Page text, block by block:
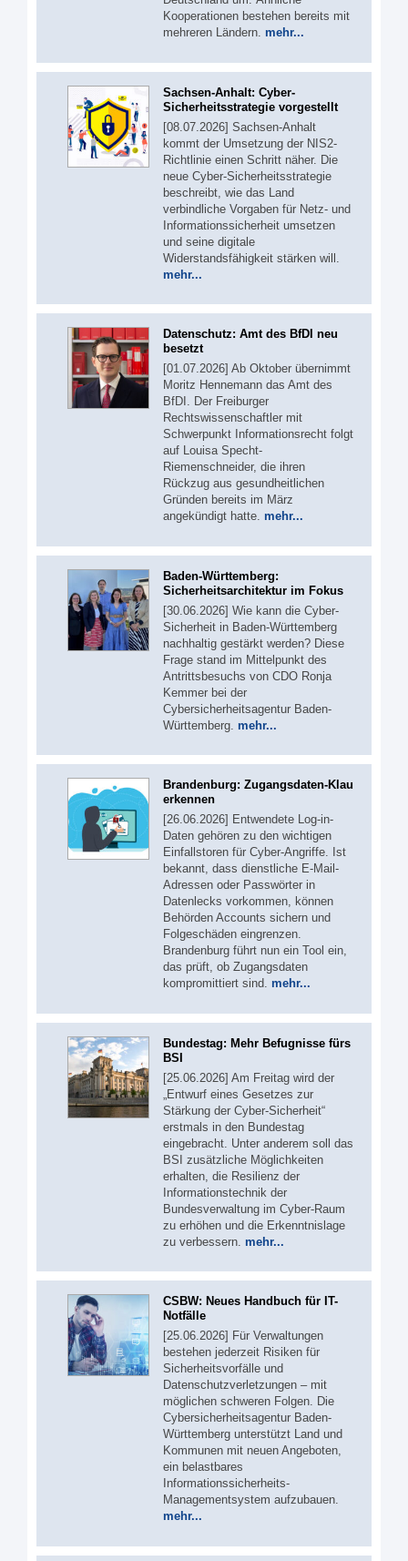
Kooperationen bestehen bereits mit
mehreren Ländern. mehr...
Sachsen-Anhalt: Cyber-
Sicherheitsstrategie vorgestellt
[08.07.2026] Sachsen-Anhalt
kommt der Umsetzung der NIS2-
Richtlinie einen Schritt näher. Die
neue Cyber-Sicherheitsstrategie
beschreibt, wie das Land
verbindliche Vorgaben für Netz- und
Informationssicherheit umsetzen
und seine digitale
Widerstandsfähigkeit stärken will.
mehr...
Datenschutz: Amt des BfDI neu
besetzt
[01.07.2026] Ab Oktober übernimmt
Moritz Hennemann das Amt des
BfDI. Der Freiburger
Rechtswissenschaftler mit
Schwerpunkt Informationsrecht folgt
auf Louisa Specht-
Riemenschneider, die ihren
Rückzug aus gesundheitlichen
Gründen bereits im März
angekündigt hatte. mehr...
Baden-Württemberg:
Sicherheitsarchitektur im Fokus
[30.06.2026] Wie kann die Cyber-
Sicherheit in Baden-Württemberg
nachhaltig gestärkt werden? Diese
Frage stand im Mittelpunkt des
Antrittsbesuchs von CDO Ronja
Kemmer bei der
Cybersicherheitsagentur Baden-
Württemberg. mehr...
Brandenburg: Zugangsdaten-Klau
erkennen
[26.06.2026] Entwendete Log-in-
Daten gehören zu den wichtigen
Einfallstoren für Cyber-Angriffe. Ist
bekannt, dass dienstliche E-Mail-
Adressen oder Passwörter in
Datenlecks vorkommen, können
Behörden Accounts sichern und
Folgeschäden eingrenzen.
Brandenburg führt nun ein Tool ein,
das prüft, ob Zugangsdaten
kompromittiert sind. mehr...
Bundestag: Mehr Befugnisse fürs
BSI
[25.06.2026] Am Freitag wird der
„Entwurf eines Gesetzes zur
Stärkung der Cyber-Sicherheit“
erstmals in den Bundestag
eingebracht. Unter anderem soll das
BSI zusätzliche Möglichkeiten
erhalten, die Resilienz der
Informationstechnik der
Bundesverwaltung im Cyber-Raum
zu erhöhen und die Erkenntnislage
zu verbessern. mehr...
CSBW: Neues Handbuch für IT-
Notfälle
[25.06.2026] Für Verwaltungen
bestehen jederzeit Risiken für
Sicherheitsvorfälle und
Datenschutzverletzungen – mit
möglichen schweren Folgen. Die
Cybersicherheitsagentur Baden-
Württemberg unterstützt Land und
Kommunen mit neuen Angeboten,
ein belastbares
Informationssicherheits-
Managementsystem aufzubauen.
mehr...